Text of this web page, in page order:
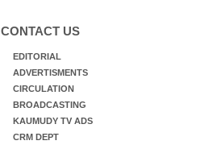
CONTACT US
EDITORIAL
ADVERTISMENTS
CIRCULATION
BROADCASTING
KAUMUDY TV ADS
CRM DEPT